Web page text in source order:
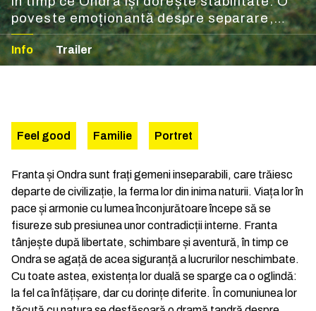
poveste emoționantă despre separare,
împăcare și posibilă regăsire.
Info Trailer
Feel good Familie Portret
Franta și Ondra sunt frați gemeni inseparabili, care trăiesc
departe de civilizație, la ferma lor din inima naturii. Viața lor în
pace și armonie cu lumea înconjurătoare începe să se
fisureze sub presiunea unor contradicții interne. Franta
tânjește după libertate, schimbare și aventură, în timp ce
Ondra se agață de acea siguranță a lucrurilor neschimbate.
Cu toate astea, existența lor duală se sparge ca o oglindă:
la fel ca înfățișare, dar cu dorințe diferite. În comuniunea lor